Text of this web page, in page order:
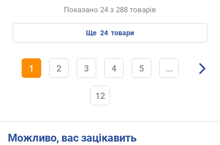
і
м
р
д
Показано 24 з 288 товарів
ще 24 товари
1 2 3 4 5 ...
12
Можливо, вас зацікавить